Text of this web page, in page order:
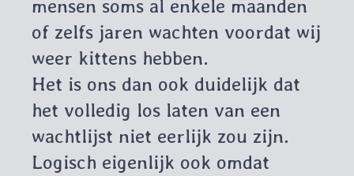
mensen soms al enkele maanden
of zelfs jaren wachten voordat wij
weer kittens hebben.
Het is ons dan ook duidelijk dat
het volledig los laten van een
wachtlijst niet eerlijk zou zijn.
Logisch eigenlijk ook omdat